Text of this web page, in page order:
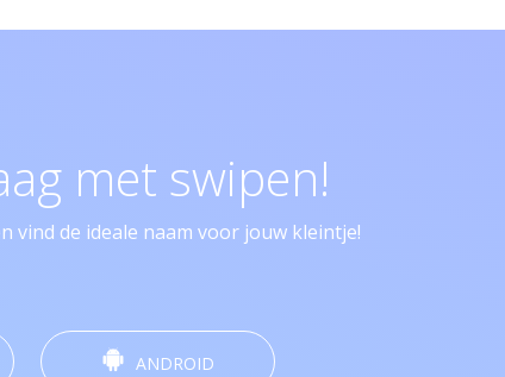
met swipen!
vind de ideale naam voor jouw kleintje!
ANDROID